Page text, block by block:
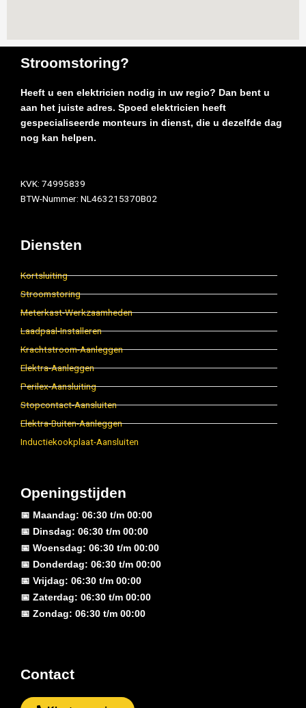
Stroomstoring?
Heeft u een elektricien nodig in uw regio? Dan bent u
aan het juiste adres. Spoed elektricien heeft
gespecialiseerde monteurs in dienst, die u dezelfde dag
nog kan helpen.
KVK: 74995839
BTW-Nummer: NL463215370B02
Diensten
Kortsluiting
Stroomstoring
Meterkast-Werkzaamheden
Laadpaal-Installeren
Krachtstroom-Aanleggen
Elektra-Aanleggen
Perilex-Aansluiting
Stopcontact-Aansluiten
Elektra-Buiten-Aanleggen
Inductiekookplaat-Aansluiten
Openingstijden
📅 Maandag: 06:30 t/m 00:00
📅 Dinsdag: 06:30 t/m 00:00
📅 Woensdag: 06:30 t/m 00:00
📅 Donderdag: 06:30 t/m 00:00
📅 Vrijdag: 06:30 t/m 00:00
📅 Zaterdag: 06:30 t/m 00:00
📅 Zondag: 06:30 t/m 00:00
Contact